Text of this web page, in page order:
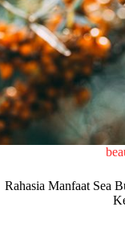
Rahasia Manfaat Sea